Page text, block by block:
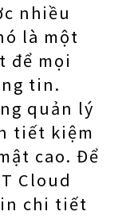
nhiều
là một
để mọi
tin.
quản lý
tiết kiệm
cao. Để
Cloud
chi tiết